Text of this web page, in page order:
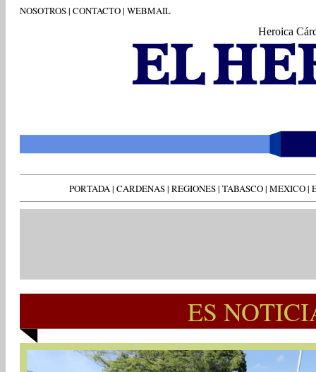
NOSOTROS| CONTACTO| WEBMAIL
Heroica
PORTADA| CARDENAS| REGIONES| TABASCO| MEXICO|
ES